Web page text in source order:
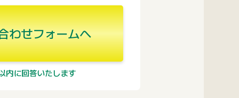
わせフォームへ
内に回答いたします